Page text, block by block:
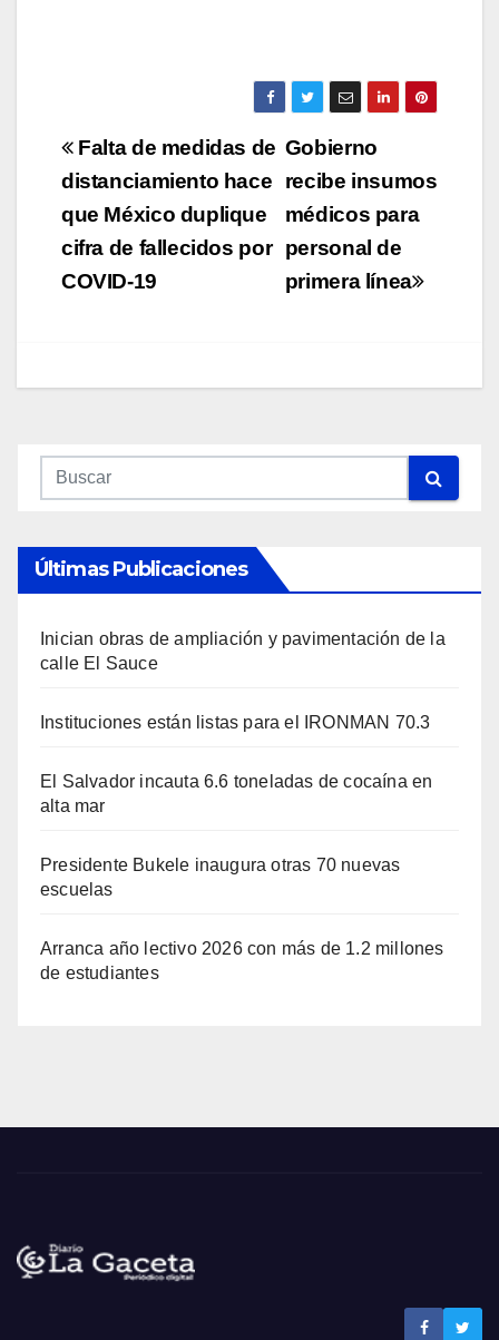
Navegación
de
entradas
Gobierno
recibe insumos
médicos para
personal de
primera línea
Falta de medidas de
distanciamiento hace
que México duplique
cifra de fallecidos por
COVID-19
Últimas Publicaciones
Inician obras de ampliación y pavimentación de la
calle El Sauce
Instituciones están listas para el IRONMAN 70.3
El Salvador incauta 6.6 toneladas de cocaína en
alta mar
Presidente Bukele inaugura otras 70 nuevas
escuelas
Arranca año lectivo 2026 con más de 1.2 millones
de estudiantes